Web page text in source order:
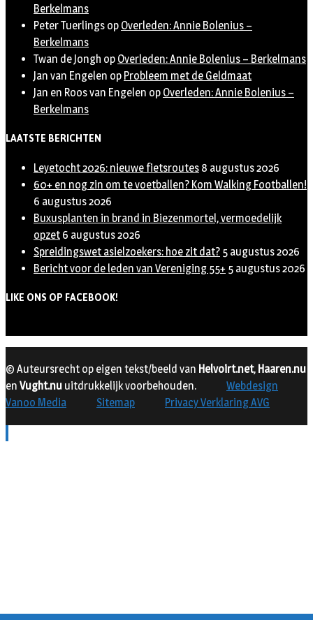
Berkelmans
Peter Tuerlings op Overleden: Annie Bolenius –
Berkelmans
Twan de Jongh op Overleden: Annie Bolenius – Berkelmans
Jan van Engelen op Probleem met de Geldmaat
Jan en Roos van Engelen op Overleden: Annie Bolenius –
Berkelmans
LAATSTE BERICHTEN
Leyetocht 2026: nieuwe fietsroutes 8 augustus 2026
60+ en nog zin om te voetballen? Kom Walking Footballen!
6 augustus 2026
Buxusplanten in brand in Biezenmortel, vermoedelijk
opzet 6 augustus 2026
Spreidingswet asielzoekers: hoe zit dat? 5 augustus 2026
Bericht voor de leden van Vereniging 55+ 5 augustus 2026
LIKE ONS OP FACEBOOK!
© Auteursrecht op eigen tekst/beeld van Helvoirt.net, Haaren.nu
en Vught.nu uitdrukkelijk voorbehouden.
Webdesign
Vanoo Media
Sitemap Privacy Verklaring AVG